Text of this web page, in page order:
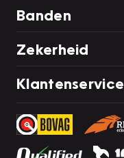
Banden
Zekerheid
Klantenservice